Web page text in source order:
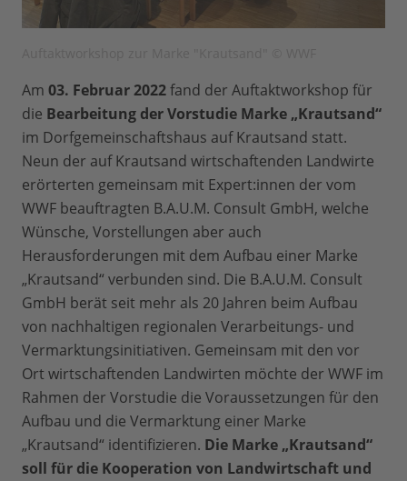
Am 03. Februar 2022fand der Auftaktworkshop für
die Bearbeitung der Vorstudie Marke „Krautsand“
im Dorfgemeinschaftshaus auf Krautsand statt.
Neun der auf Krautsand wirtschaftenden Landwirte
erörterten gemeinsam mit Expert:innen der vom
WWF beauftragten B.A.U.M. Consult GmbH, welche
Wünsche, Vorstellungen aber auch
Herausforderungen mit dem Aufbau einer Marke
„Krautsand“ verbunden sind. Die B.A.U.M. Consult
GmbH berät seit mehr als 20 Jahren beim Aufbau
von nachhaltigen regionalen Verarbeitungs- und
Vermarktungsinitiativen. Gemeinsam mit den vor
Ort wirtschaftenden Landwirten möchte der WWF im
Rahmen der Vorstudie die Voraussetzungen für den
Aufbau und die Vermarktung einer Marke
„Krautsand“ identifizieren. Die Marke „Krautsand“
soll für die Kooperation von Landwirtschaft und